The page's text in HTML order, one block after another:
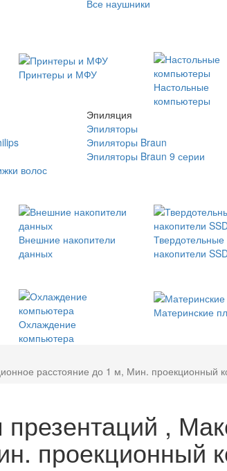
Все наушники
Принтеры и МФУ
Настольные
компьютеры
волос
Эпиляция
Эпиляторы
Эпиляторы Braun
Эпиляторы Braun 9 серии
Внешние накопители
данных
Твердотельные
накопители
Охлаждение
компьютера
Материнские
расстояние до 1 м, Мин. проекционный
,
проекционный